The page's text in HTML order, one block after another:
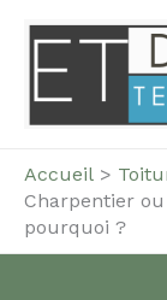
contenu
Accueil
Charpentier
pourquoi ?